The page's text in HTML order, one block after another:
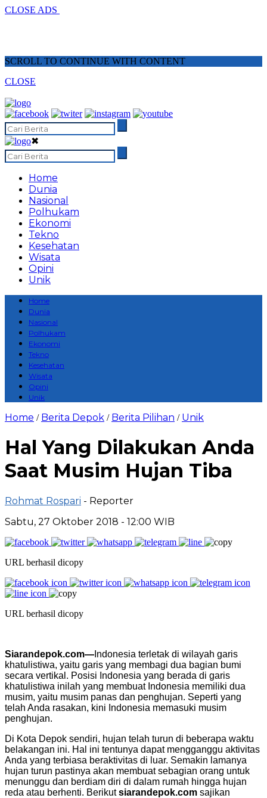
CLOSE ADS
SCROLL TO CONTINUE WITH CONTENT
CLOSE
✖
Home
Dunia
Nasional
Polhukam
Ekonomi
Tekno
Kesehatan
Wisata
Opini
Unik
Home
Dunia
Nasional
Polhukam
Ekonomi
Tekno
Kesehatan
Wisata
Opini
Unik
Home / Berita Depok / Berita Pilihan / Unik
Hal Yang Dilakukan Anda
Saat Musim Hujan Tiba
Rohmat Rospari - Reporter
Sabtu, 27 Oktober 2018 - 12:00 WIB
URL berhasil dicopy
URL berhasil dicopy
Siarandepok.com— Indonesia terletak di wilayah garis
khatulistiwa, yaitu garis yang membagi dua bagian bumi
secara vertikal. Posisi Indonesia yang berada di garis
khatulistiwa inilah yang membuat Indonesia memiliki dua
musim, yaitu musim panas dan penghujan. Seperti yang
telah Anda rasakan, kini Indonesia memasuki musim
penghujan.
Di Kota Depok sendiri, hujan telah turun di beberapa waktu
belakangan ini. Hal ini tentunya dapat mengganggu aktivitas
Anda yang terbiasa beraktivitas di luar. Semakin lamanya
hujan turun pastinya akan membuat sebagian orang untuk
menunggu dan berdiam diri di dalam rumah hingga hujan
reda atau berhenti. Berikutsiarandepok.com sajikan